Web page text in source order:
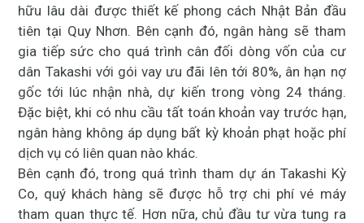
hữu lâu dài được thiết kế phong cách Nhật Bản đầu
tiên tại Quy Nhơn. Bên cạnh đó, ngân hàng sẽ tham
gia tiếp sức cho quá trình cân đối dòng vốn của cư
dân Takashi với gói vay ưu đãi lên tới 80%, ân hạn nợ
gốc tới lúc nhận nhà, dự kiến trong vòng 24 tháng.
Đặc biệt, khi có nhu cầu tất toán khoản vay trước hạn,
ngân hàng không áp dụng bất kỳ khoản phạt hoặc phí
dịch vụ có liên quan nào khác.
Bên cạnh đó, trong quá trình tham dự án Takashi Kỳ
Co, quý khách hàng sẽ được hỗ trợ chi phí vé máy
tham quan thực tế. Hơn nữa, chủ đầu tư vừa tung ra